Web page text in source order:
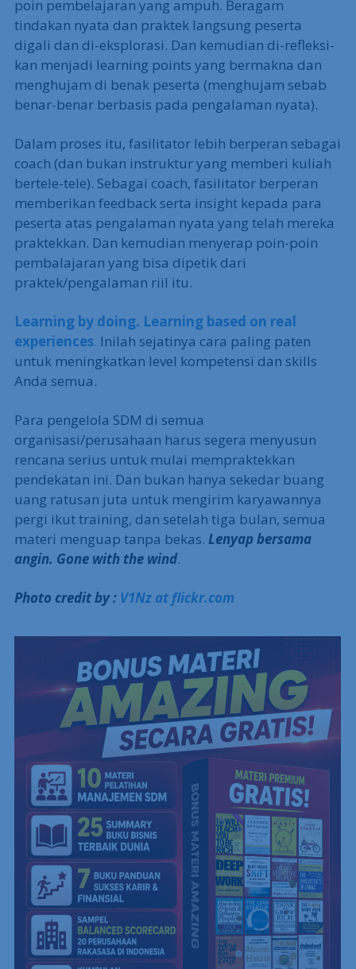
poin pembelajaran yang ampuh. Beragam
tindakan nyata dan praktek langsung peserta
digali dan di-eksplorasi. Dan kemudian di-refleksi-
kan menjadi learning points yang bermakna dan
menghujam di benak peserta (menghujam sebab
benar-benar berbasis pada pengalaman nyata).
Dalam proses itu, fasilitator lebih berperan sebagai
coach (dan bukan instruktur yang memberi kuliah
bertele-tele). Sebagai coach, fasilitator berperan
memberikan feedback serta insight kepada para
peserta atas pengalaman nyata yang telah mereka
praktekkan. Dan kemudian menyerap poin-poin
pembalajaran yang bisa dipetik dari
praktek/pengalaman riil itu.
Learning by doing. Learning based on real
experiences. Inilah sejatinya cara paling paten
untuk meningkatkan level kompetensi dan skills
Anda semua.
Para pengelola SDM di semua
organisasi/perusahaan harus segera menyusun
rencana serius untuk mulai mempraktekkan
pendekatan ini. Dan bukan hanya sekedar buang
uang ratusan juta untuk mengirim karyawannya
pergi ikut training, dan setelah tiga bulan, semua
materi menguap tanpa bekas. Lenyap bersama
angin. Gone with the wind.
Photo credit by : V1Nz at flickr.com